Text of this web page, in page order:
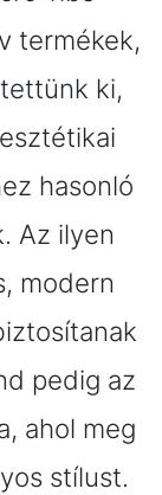
termékek,
ki,
hasonló
Az ilyen
modern
pedig az
ahol meg
stílust.